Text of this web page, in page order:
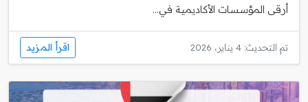
أرقى المؤسسات الأكاديمية في...
تم التحديث: 4 يناير، 2026 اقرأ المزيد